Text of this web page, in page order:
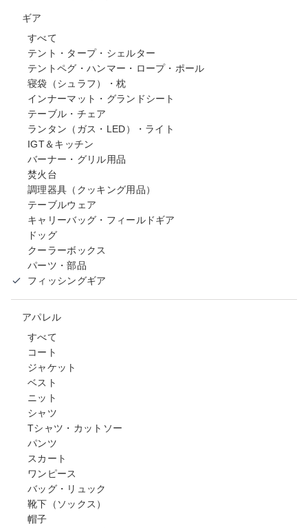
ギア
すべて
テント・タープ・シェルター
テントペグ・ハンマー・ロープ・ポール
寝袋（シュラフ）・枕
インナーマット・グランドシート
テーブル・チェア
ランタン（ガス・LED）・ライト
IGT＆キッチン
バーナー・グリル用品
焚火台
調理器具（クッキング用品）
テーブルウェア
キャリーバッグ・フィールドギア
ドッグ
クーラーボックス
パーツ・部品
フィッシングギア
アパレル
すべて
コート
ジャケット
ベスト
ニット
シャツ
Tシャツ・カットソー
パンツ
スカート
ワンピース
バッグ・リュック
靴下（ソックス）
帽子